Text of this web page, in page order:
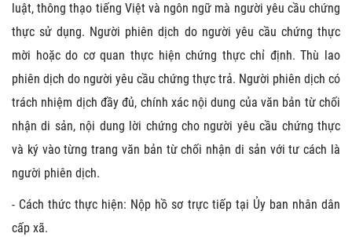
luật, thông thạo tiếng Việt và ngôn ngữ mà người yêu cầu chứng
thực sử dụng. Người phiên dịch do người yêu cầu chứng thực
mời hoặc do cơ quan thực hiện chứng thực chỉ định. Thù lao
phiên dịch do người yêu cầu chứng thực trả. Người phiên dịch có
trách nhiệm dịch đầy đủ, chính xác nội dung của văn bản từ chối
nhận di sản, nội dung lời chứng cho người yêu cầu chứng thực
và ký vào từng trang văn bản từ chối nhận di sản với tư cách là
người phiên dịch.
- Cách thức thực hiện: Nộp hồ sơ trực tiếp tại Ủy ban nhân dân
cấp xã.